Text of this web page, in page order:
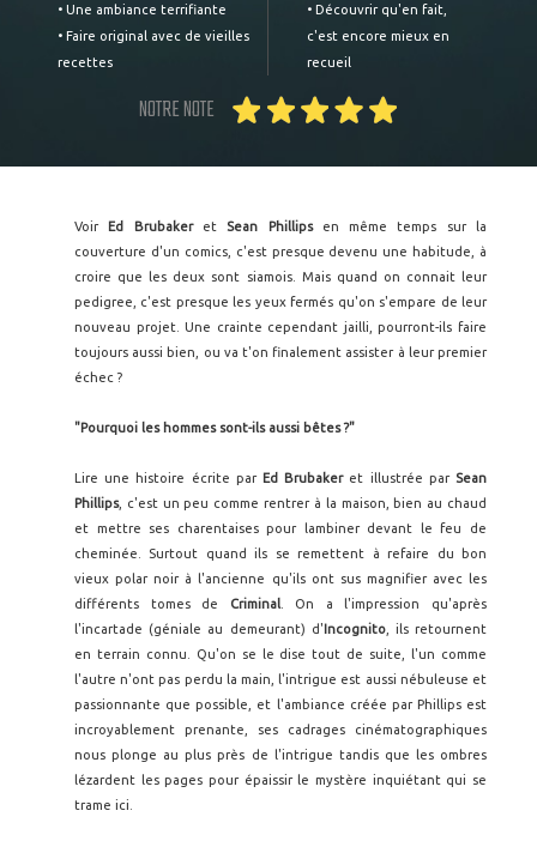
• Une ambiance terrifiante
• Faire original avec de vieilles
recettes
• Découvrir qu'en fait,
c'est encore mieux en
recueil
NOTRE NOTE
VoirEd Brubakeret Sean Phillipsen même temps sur la
couverture d'un comics, c'est presque devenu une habitude, à
croire que les deux sont siamois. Mais quand on connait leur
pedigree, c'est presque les yeux fermés qu'on s'empare de leur
nouveau projet. Une crainte cependant jailli, pourront-ils faire
toujours aussi bien, ou va t'on finalement assister à leur premier
échec ?
"Pourquoi les hommes sont-ils aussi bêtes ?"
Lire une histoire écrite par Ed Brubaker et illustrée par Sean
Phillips, c'est un peu comme rentrer à la maison, bien au chaud
et mettre ses charentaises pour lambiner devant le feu de
cheminée. Surtout quand ils se remettent à refaire du bon
vieux polar noir à l'ancienne qu'ils ont sus magnifier avec les
différents tomes de
Criminal. On a l'impression qu'après
l'incartade (géniale au demeurant) d'Incognito, ils retournent
en terrain connu. Qu'on se le dise tout de suite, l'un comme
l'autre n'ont pas perdu la main, l'intrigue est aussi nébuleuse et
passionnante que possible, et l'ambiance créée par Phillips est
incroyablement prenante, ses cadrages cinématographiques
nous plonge au plus près de l'intrigue tandis que les ombres
lézardent les pages pour épaissir le mystère inquiétant qui se
trame ici.